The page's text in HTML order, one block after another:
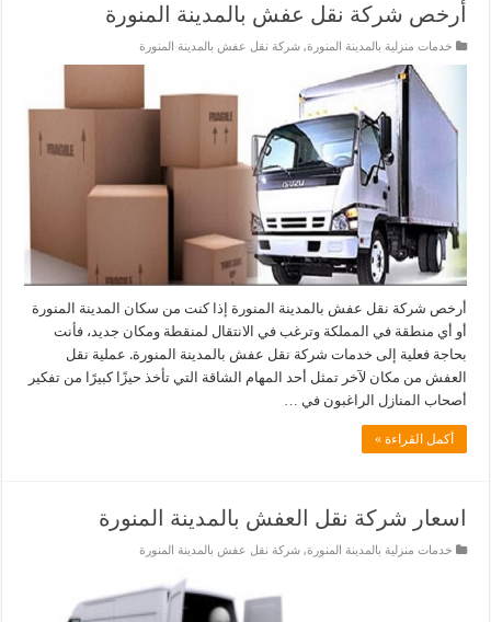
أرخص شركة نقل عفش بالمدينة المنورة
خدمات منزلية بالمدينة المنورة,شركة نقل عفش بالمدينة المنورة
أرخص شركة نقل عفش بالمدينة المنورة إذا كنت من سكان المدينة المنورة
أو أي منطقة في المملكة وترغب في الانتقال لمنقطة ومكان جديد، فأنت
بحاجة فعلية إلى خدمات شركة نقل عفش بالمدينة المنورة. عملية نقل
العفش من مكان لآخر تمثل أحد المهام الشاقة التي تأخذ حيزًا كبيرًا من تفكير
أصحاب المنازل الراغبون في …
أكمل القراءة »
اسعار شركة نقل العفش بالمدينة المنورة
خدمات منزلية بالمدينة المنورة,شركة نقل عفش بالمدينة المنورة